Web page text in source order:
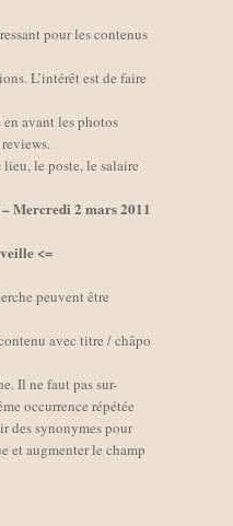
pour les contenus
L’intérêt est de faire
avant les photos
le poste, le salaire
Mercredi 2 mars 2011
<=
peuvent être
avec titre / châpo
Il ne faut pas sur-
occurrence répétée
des synonymes pour
et augmenter le champ